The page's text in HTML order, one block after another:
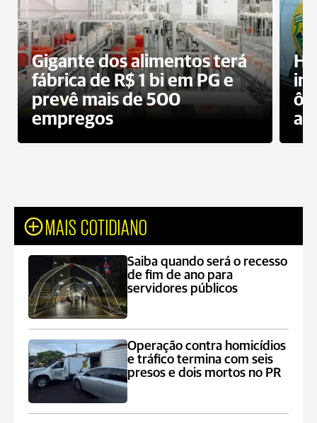
Gigante dos alimentos terá
fábrica de R$ 1 bi em PG e
prevê mais de 500
empregos
MAIS COTIDIANO
Saiba quando será o recesso
de fim de ano para
servidores públicos
Operação contra homicídios
e tráfico termina com seis
presos e dois mortos no PR